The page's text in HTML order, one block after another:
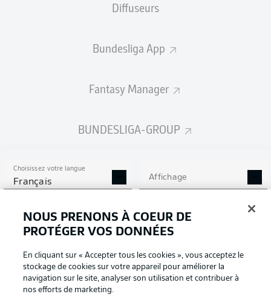
Diffuseurs
Bundesliga App
Fantasy Manager
BUNDESLIGA-GROUP
Choisissez votre langue
Français Affichage
Connexion
NOUS PRENONS À COEUR DE
PROTÉGER VOS DONNÉES
En cliquant sur « Accepter tous les cookies », vous acceptez le
stockage de cookies sur votre appareil pour améliorer la
navigation sur le site, analyser son utilisation et contribuer à
nos efforts de marketing.